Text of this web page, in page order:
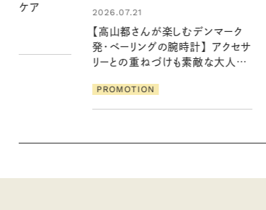
ケア
2026.07.21
【高山都さんが楽しむデンマーク
発・ベーリングの腕時計】 アクセサ
リーとの重ねづけも素敵な大人の
PROMOTION